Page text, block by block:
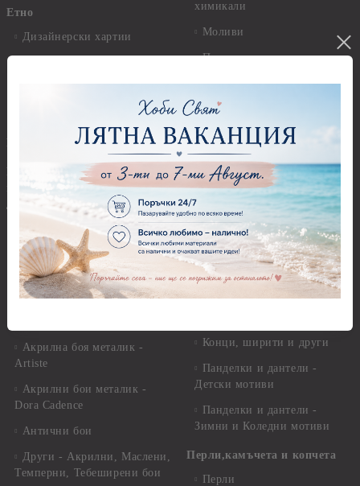
Етно
Дизайнерски хартии
Предмети за декорация
Брадс, айлетс, холдери
Бои - акрилни, гланц, мат,
перла, металик, текстилни и
други
Акрилни бои - Stamperia
Акрилни бои - Pentart
Акрилни бои металик -
Pentart
Акрилна боя металик -
Artiste
Акрилни бои металик -
Dora Cadence
Антични бои
Други - Акрилни, Маслени,
Темперни, Тебеширени бои
химикали
Моливи
Пастели
Панделки, дантели и други
Панделки
Панделки 0,60 см
Панделки 1,00 см
Панделки 2,00 см
Панделки 3,00 см
Панделки 4,00 см
Панделки - други
Панделки - с надпис
Конци, ширити и други
Панделки и дантели -
Детски мотиви
Панделки и дантели -
Зимни и Коледни мотиви
Перли,камъчета и копчета
Перли